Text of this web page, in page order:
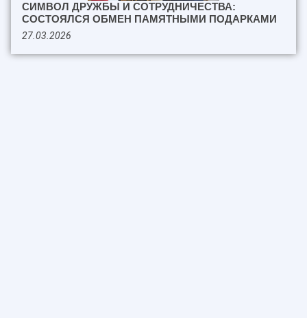
СИМВОЛ ДРУЖБЫ И СОТРУДНИЧЕСТВА:
СОСТОЯЛСЯ ОБМЕН ПАМЯТНЫМИ ПОДАРКАМИ
27.03.2026